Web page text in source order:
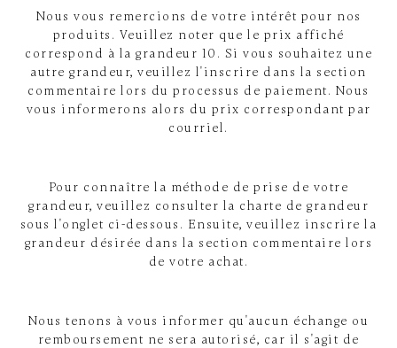
Nous vous remercions de votre intérêt pour nos
produits. Veuillez noter que le prix affiché
correspond à la grandeur 10. Si vous souhaitez une
autre grandeur, veuillez l'inscrire dans la section
commentaire lors du processus de paiement. Nous
vous informerons alors du prix correspondant par
courriel.
Pour connaître la méthode de prise de votre
grandeur, veuillez consulter la charte de grandeur
sous l'onglet ci-dessous. Ensuite, veuillez inscrire la
grandeur désirée dans la section commentaire lors
de votre achat.
Nous tenons à vous informer qu'aucun échange ou
remboursement ne sera autorisé, car il s'agit de